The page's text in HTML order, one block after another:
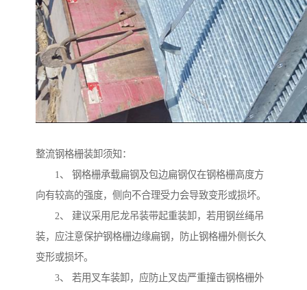
整流钢格栅装卸须知：
1、 钢格栅承载扁钢及包边扁钢仅在钢格栅高度方
向有较高的强度，侧向不合理受力会导致变形或损坏。
2、 建议采用尼龙吊装带起重装卸，若用钢丝绳吊
装，应注意保护钢格栅边缘扁钢，防止钢格栅外侧长久
变形或损坏。
3、 若用叉车装卸，应防止叉齿严重撞击钢格栅外